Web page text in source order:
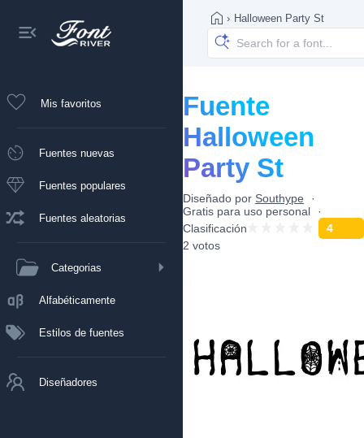
Mis favoritos
Fuentes nuevas
Fuentes populares
Fuentes aleatorias
Categorias
Alfabéticamente
Estilos de fuentes
Diseñadores
› Halloween Party St
Fuente
Halloween
Party St
Diseñado por Southype
Gratis para uso personal
Clasificación
4
2 votos